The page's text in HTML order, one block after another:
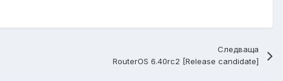
Следваща
RouterOS 6.40rc2 [Release candidate]